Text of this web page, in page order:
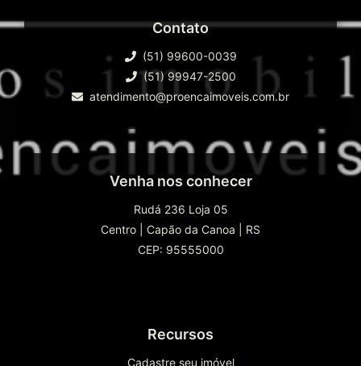
Contato
(51) 99600-0039
(51) 99947-2500
atendimento@proencaimoveis.com.br
Venha nos conhecer
Rudá 236 Loja 05
Centro
Capão da Canoa
RS
CEP: 95555000
Recursos
Cadastre seu imóvel